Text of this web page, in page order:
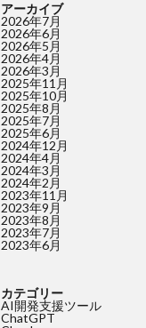
アーカイブ
2026年7月
2026年6月
2026年5月
2026年4月
2026年3月
2025年11月
2025年10月
2025年8月
2025年7月
2025年6月
2024年12月
2024年4月
2024年3月
2024年2月
2023年11月
2023年9月
2023年8月
2023年7月
2023年6月
カテゴリー
AI開発支援ツール
ChatGPT